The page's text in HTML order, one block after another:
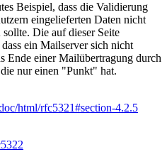
Beispiel, dass die Validierung
eingelieferten Daten nicht
Die auf dieser Seite
ein Mailserver sich nicht
Ende einer Mailübertragung durch
nur einen "Punkt" hat.
html/rfc5321#section-4.2.5